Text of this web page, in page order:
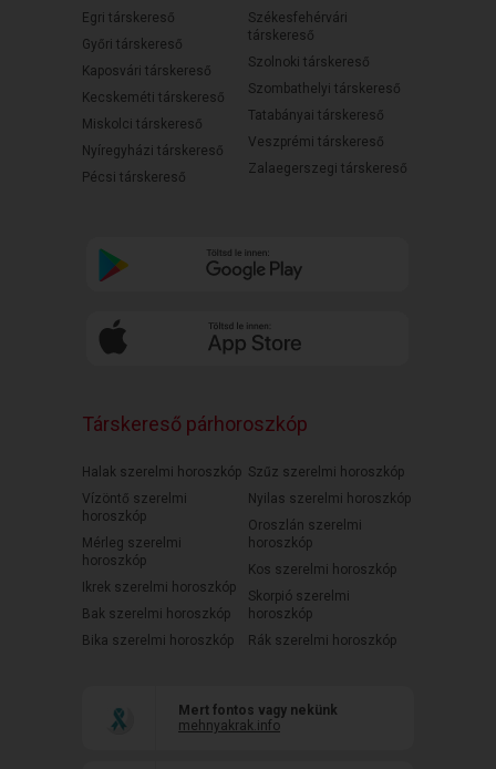
Egri társkereső
Győri társkereső
Kaposvári társkereső
Kecskeméti társkereső
Miskolci társkereső
Nyíregyházi társkereső
Pécsi társkereső
Székesfehérvári
társkereső
Szolnoki társkereső
Szombathelyi társkereső
Tatabányai társkereső
Veszprémi társkereső
Zalaegerszegi társkereső
Társkereső párhoroszkóp
Halak szerelmi horoszkóp
Vízöntő szerelmi
horoszkóp
Mérleg szerelmi
horoszkóp
Ikrek szerelmi horoszkóp
Bak szerelmi horoszkóp
Bika szerelmi horoszkóp
Szűz szerelmi horoszkóp
Nyilas szerelmi horoszkóp
Oroszlán szerelmi
horoszkóp
Kos szerelmi horoszkóp
Skorpió szerelmi
horoszkóp
Rák szerelmi horoszkóp
Mert fontos vagy nekünk
mehnyakrak.info